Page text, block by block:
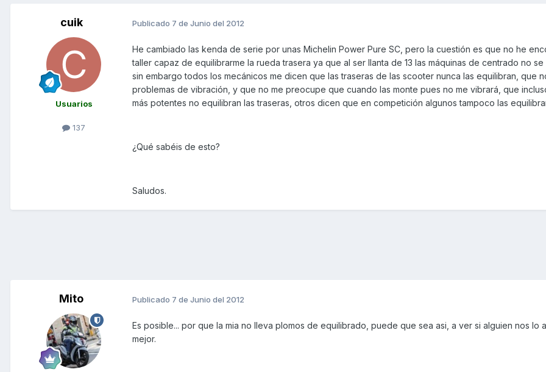
cuik
Usuarios
137
Publicado 7 de Junio del 2012
He cambiado las kenda de serie por unas Michelin Power Pure SC, pero la cuestión es que no he
taller capaz de equilibrarme la rueda trasera ya que al ser llanta de 13 las máquinas de centrado no se
sin embargo todos los mecánicos me dicen que las traseras de las scooter nunca las equilibran, que
problemas de vibración, y que no me preocupe que cuando las monte pues no me vibrará, que
más potentes no equilibran las traseras, otros dicen que en competición algunos tampoco las
¿Qué sabéis de esto?
Saludos.
Mito Publicado 7 de Junio del 2012
Es posible... por que la mia no lleva plomos de equilibrado, puede que sea asi, a ver si alguien nos lo
mejor.